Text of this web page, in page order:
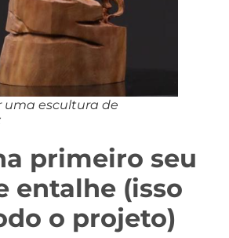
uma escultura de
primeiro seu
entalhe (isso
o projeto)